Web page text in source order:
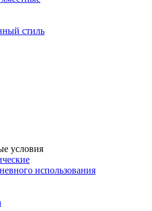
стиль
условия
использования